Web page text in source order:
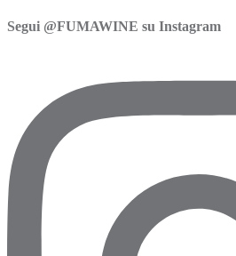
Segui @FUMAWINE su Instagram